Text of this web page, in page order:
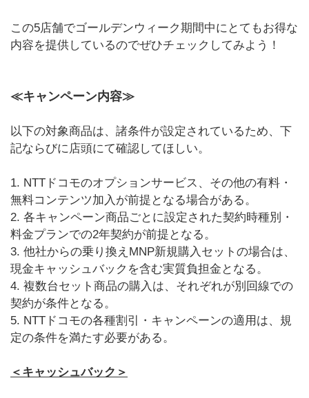
この5店舗でゴールデンウィーク期間中にとてもお得な
内容を提供しているのでぜひチェックしてみよう！
≪キャンペーン内容≫
以下の対象商品は、諸条件が設定されているため、下
記ならびに店頭にて確認してほしい。
1. NTTドコモのオプションサービス、その他の有料・
無料コンテンツ加入が前提となる場合がある。
2. 各キャンペーン商品ごとに設定された契約時種別・
料金プランでの2年契約が前提となる。
3. 他社からの乗り換えMNP新規購入セットの場合は、
現金キャッシュバックを含む実質負担金となる。
4. 複数台セット商品の購入は、それぞれが別回線での
契約が条件となる。
5. NTTドコモの各種割引・キャンペーンの適用は、規
定の条件を満たす必要がある。
＜キャッシュバック＞